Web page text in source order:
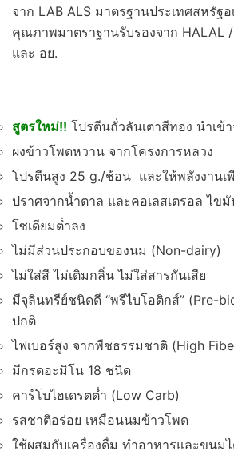
จาก LAB ALS มาตรฐานประเทศสหรัฐ
คุณภาพมาตราฐานรับรองจาก HALAL /
และ อย.
สูตรใหม่!! โปรตีนถั่วลันเตาสีทอง นำเข้
ผงข้าวโพดหวาน จากโครงการหลวง
โปรตีนสูง 25 g./ช้อน และให้พลังงานเ
ปราศจากน้ำตาล และคอเลสเตรอล ไข
โซเดียมต่ำลง
ไม่มีส่วนประกอบของนม (Non-dairy)
ไม่ใส่สี ไม่เติมกลิ่น ไม่ใส่สารกันเสีย
มีจุลินทรีย์ชนิดดี “พรีไบโอติกส์” (Pre-
ปกติ
ไฟเบอร์สูง จากพืชธรรมชาติ (High
มีกรดอะมิโน 18 ชนิด
คาร์โบไฮเดรตต่ำ (Low Carb)
รสชาติอร่อย เหมือนนมข้าวโพด
ใช้ผสมกับเครื่องดื่ม ทำอาหารและขนม